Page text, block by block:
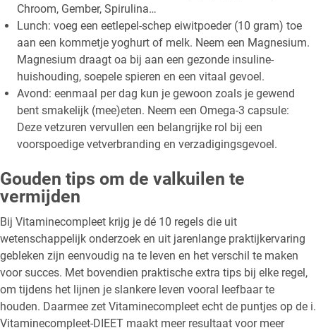
Chroom, Gember, Spirulina…
Lunch: voeg een eetlepel-schep eiwitpoeder (10 gram) toe
aan een kommetje yoghurt of melk. Neem een Magnesium.
Magnesium draagt oa bij aan een gezonde insuline-
huishouding, soepele spieren en een vitaal gevoel.
Avond: eenmaal per dag kun je gewoon zoals je gewend
bent smakelijk (mee)eten. Neem een Omega-3 capsule:
Deze vetzuren vervullen een belangrijke rol bij een
voorspoedige vetverbranding en verzadigingsgevoel.
Gouden tips om de valkuilen te
vermijden
Bij Vitaminecompleet krijg je dé 10 regels die uit
wetenschappelijk onderzoek en uit jarenlange praktijkervaring
gebleken zijn eenvoudig na te leven en het verschil te maken
voor succes. Met bovendien praktische extra tips bij elke regel,
om tijdens het lijnen je slankere leven vooral leefbaar te
houden. Daarmee zet Vitaminecompleet echt de puntjes op de i.
Vitaminecompleet-DIEET maakt meer resultaat voor meer